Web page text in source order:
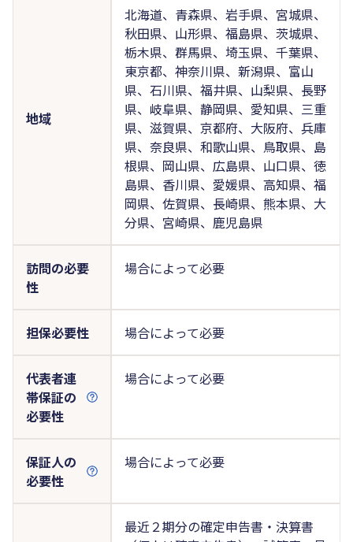
地域
北海道、青森県、岩手県、宮城県、
秋田県、山形県、福島県、茨城県、
栃木県、群馬県、埼玉県、千葉県、
東京都、神奈川県、新潟県、富山
県、石川県、福井県、山梨県、長野
県、岐阜県、静岡県、愛知県、三重
県、滋賀県、京都府、大阪府、兵庫
県、奈良県、和歌山県、鳥取県、島
根県、岡山県、広島県、山口県、徳
島県、香川県、愛媛県、高知県、福
岡県、佐賀県、長崎県、熊本県、大
分県、宮崎県、鹿児島県
訪問の必要
性
場合によって必要
担保必要性 場合によって必要
代表者連
帯保証の
必要性
場合によって必要
保証人の
必要性
場合によって必要
最近２期分の確定申告書・決算書